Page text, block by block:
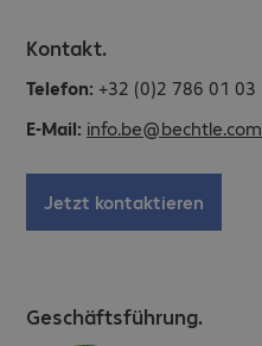
Kontakt.
Telefon: +32 (0)2 786 01 03
E-Mail: info.be@bechtle.com
Jetzt kontaktieren
Geschäftsführung.